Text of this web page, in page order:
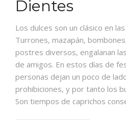
Dientes
Los dulces son un clásico en
Turrones, mazapán,
postres diversos, engalanan
de amigos. En estos días de
personas dejan un poco de
prohibiciones, y por tanto los
Son tiempos de caprichos